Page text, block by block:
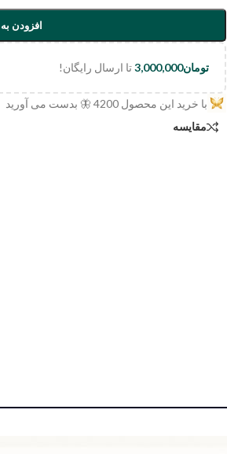
افزودن
تومان3,000,000تا ارسال رایگان!
با خرید این محصول 4200 🦋 بدست می آورید
مقایسه